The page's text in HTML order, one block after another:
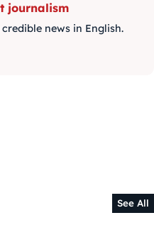
journalism
news in English.
See All